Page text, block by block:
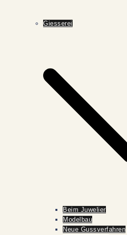
Giesserei
Beim Juwelier
Modelbau
Neue Gussverfahren